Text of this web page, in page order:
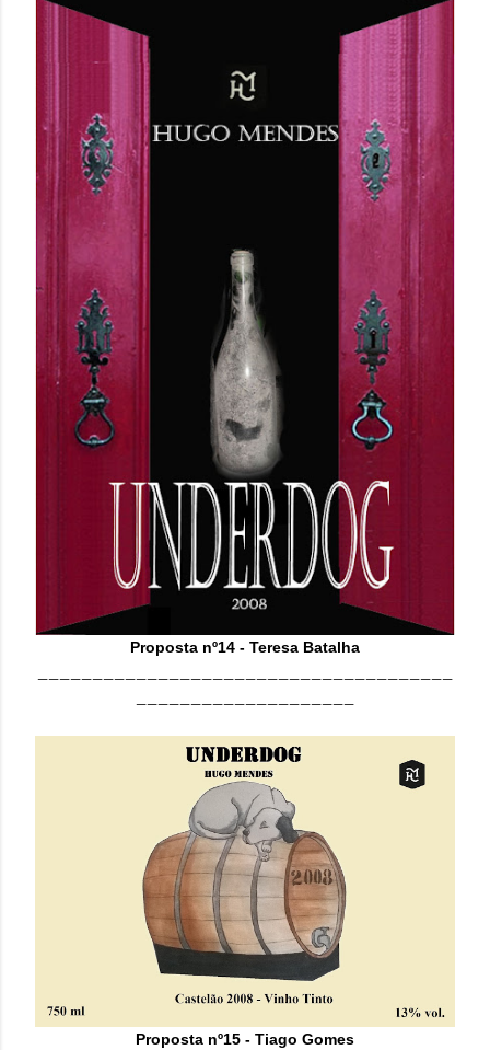
Proposta nº14 - Teresa Batalha
Proposta nº15 - Tiago Gomes